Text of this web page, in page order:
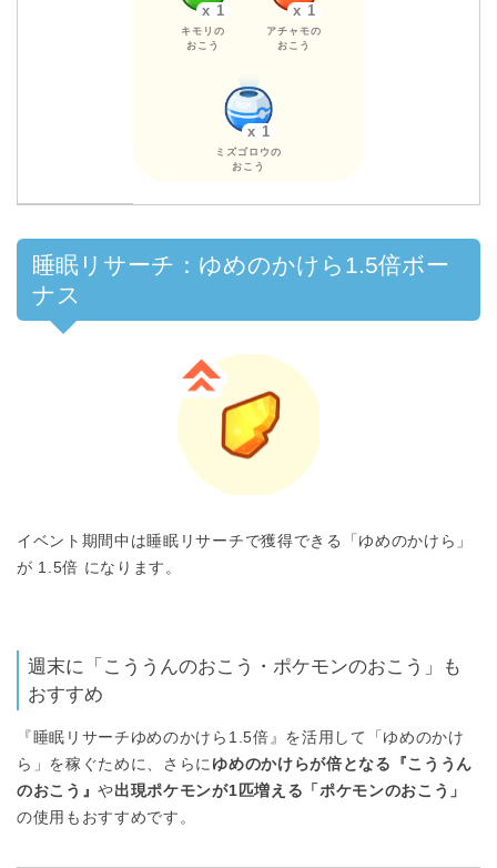
x 1
キモリの
おこう
x 1
アチャモの
おこう
x 1
ミズゴロウの
おこう
睡眠リサーチ：ゆめのかけら1.5倍ボー
ナス
イベント期間中は睡眠リサーチで獲得できる「ゆめのかけら」
が 1.5倍 になります。
週末に「こううんのおこう・ポケモンのおこう」も
おすすめ
『睡眠リサーチゆめのかけら1.5倍』を活用して「ゆめのかけ
ら」を稼ぐために、さらに ゆめのかけらが倍となる『こううん
のおこう』や出現ポケモンが1匹増える「ポケモンのおこう」
の使用もおすすめです。